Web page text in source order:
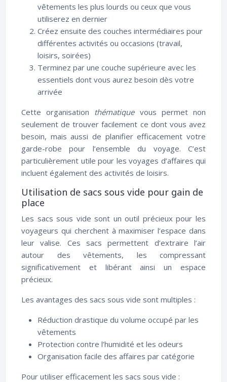
vêtements les plus lourds ou ceux que vous
utiliserez en dernier
Créez ensuite des couches intermédiaires pour
différentes activités ou occasions (travail,
loisirs, soirées)
Terminez par une couche supérieure avec les
essentiels dont vous aurez besoin dès votre
arrivée
Cette organisation thématiquevous permet non
seulement de trouver facilement ce dont vous avez
besoin, mais aussi de planifier efficacement votre
garde-robe pour l’ensemble du voyage. C’est
particulièrement utile pour les voyages d’affaires qui
incluent également des activités de loisirs.
Utilisation de sacs sous vide pour gain de
place
Les sacs sous vide sont un outil précieux pour les
voyageurs qui cherchent à maximiser l’espace dans
leur valise. Ces sacs permettent d’extraire l’air
autour des vêtements, les compressant
significativement et libérant ainsi un espace
précieux.
Les avantages des sacs sous vide sont multiples :
Réduction drastique du volume occupé par les
vêtements
Protection contre l’humidité et les odeurs
Organisation facile des affaires par catégorie
Pour utiliser efficacement les sacs sous vide :